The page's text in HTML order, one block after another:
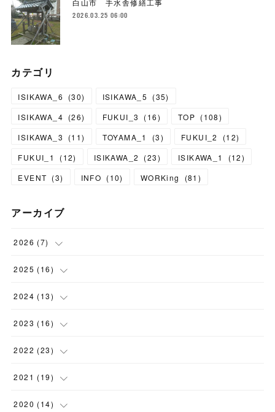
白山市 手水舎修繕工事
2026.03.25 06:00
カテゴリ
ISIKAWA_6 (30) ISIKAWA_5 (35)
ISIKAWA_4 (26) FUKUI_3 (16) TOP (108)
ISIKAWA_3
(11) TOYAMA_1 (3) FUKUI_2 (12)
FUKUI_1
(12) ISIKAWA_2 (23) ISIKAWA_1 (12)
EVENT (3) INFO (10) WORKing (81 )
アーカイブ
2026 (7)
(1)
(1)
(1)
(1)
2025 (16)
(1)
(1)
(2)
(2)
2024 (13)
(1)
(1)
(1)
( 1 )
2023 (16)
(1)
(1)
( 1 )
2022 (23)
(2)
(2 )
2021 (19)
(2)
2020 (14)